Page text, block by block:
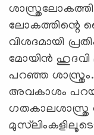
ലോകത്തിന്റെ
വിശദമായി
മോയിന്‍
പറഞ്ഞ
അവകാശം
ഗതകാലശാസ്ത്ര